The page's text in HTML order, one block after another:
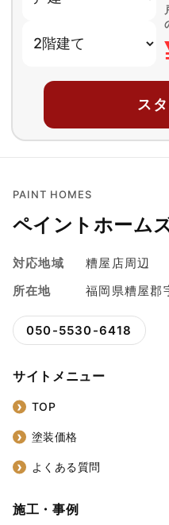
ス
PAINT HOMES
ペイントホーム
対応地域
糟屋店周辺
所在地
福岡県糟屋
050-5530-6418
サイトメニュー
TOP
塗装価格
よくある質問
施工・事例